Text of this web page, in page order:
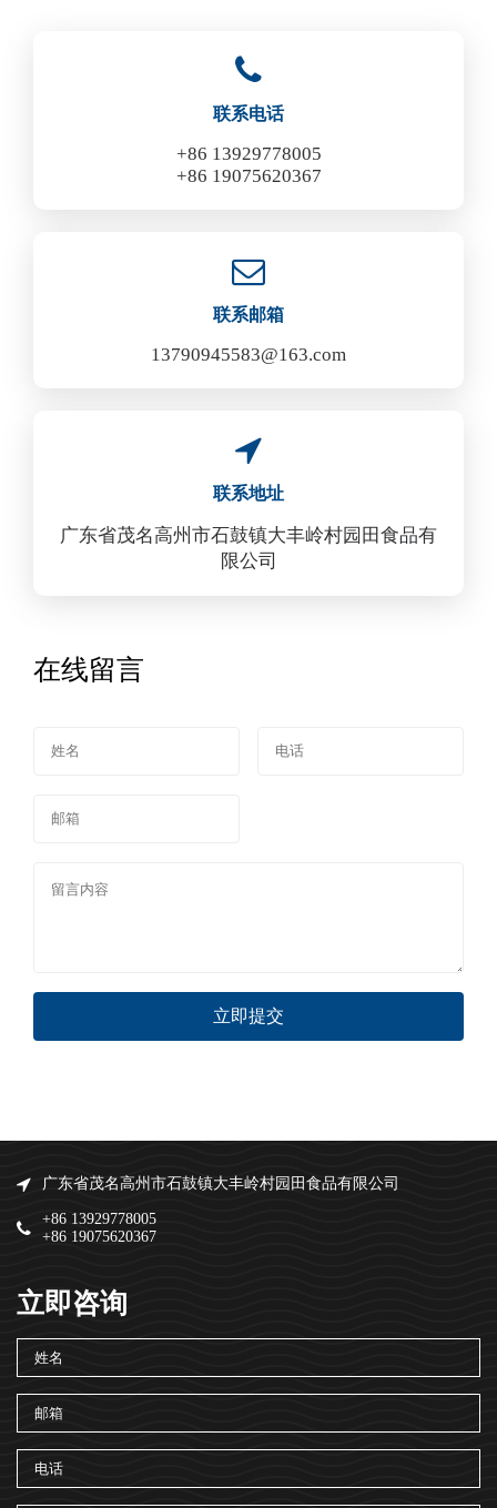
联系电话
+86 13929778005
+86 19075620367
联系邮箱
13790945583@163.com
联系地址
广东省茂名高州市石鼓镇大丰岭村园田食品有
限公司
在线留言
立即提交
广东省茂名高州市石鼓镇大丰岭村园田食品有限公司
+86 13929778005
+86 19075620367
立即咨询